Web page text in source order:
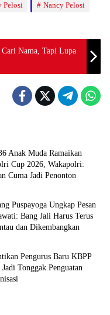
Pelosi
Nancy Pelosi
Nama, Tapi Lupa
Anak Muda Ramaikan
Cup 2026, Wakapolri:
Cuma Jadi Penonton
Puspayoga Ungkap Pesan
Bang Jali Harus Terus
dan Dikembangkan
Pengurus Baru KBPP
Tonggak Penguatan